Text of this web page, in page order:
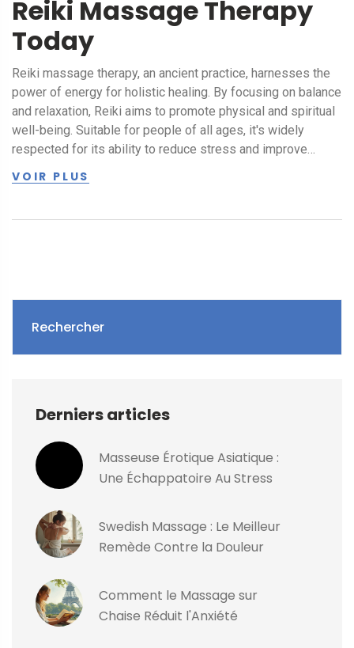
Reiki Massage Therapy
Today
Reiki massage therapy, an ancient practice, harnesses the
power of energy for holistic healing. By focusing on balance
and relaxation, Reiki aims to promote physical and spiritual
well-being. Suitable for people of all ages, it's widely
respected for its ability to reduce stress and improve
to integrate it into everyday life.
VOIR PLUS
Rechercher
Derniers articles
Masseuse Érotique Asiatique :
Une Échappatoire Au Stress
Swedish Massage : Le Meilleur
Remède Contre la Douleur
Comment le Massage sur
Chaise Réduit l'Anxiété